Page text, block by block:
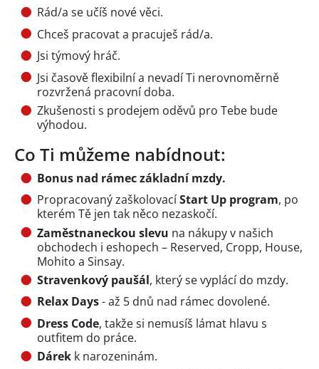
Rád/a se učíš nové věci.
Chceš pracovat a pracuješ rád/a.
Jsi týmový hráč.
Jsi časově flexibilní a nevadí Ti nerovnoměrně
rozvržená pracovní doba.
Zkušenosti s prodejem oděvů pro Tebe bude
výhodou.
Co Ti můžeme nabídnout:
Bonus nad rámec základní mzdy.
Propracovaný zaškolovacíStart Up program, po
kterém Tě jen tak něco nezaskočí.
Zaměstnaneckou slevu na nákupy v našich
obchodech i eshopech – Reserved, Cropp, House,
Mohito a Sinsay.
Stravenkový paušál, který se vyplácí do mzdy.
Relax Days- až 5 dnů nad rámec dovolené.
Dress Code, takže si nemusíš lámat hlavu s
outfitem do práce.
Dárek k narozeninám.